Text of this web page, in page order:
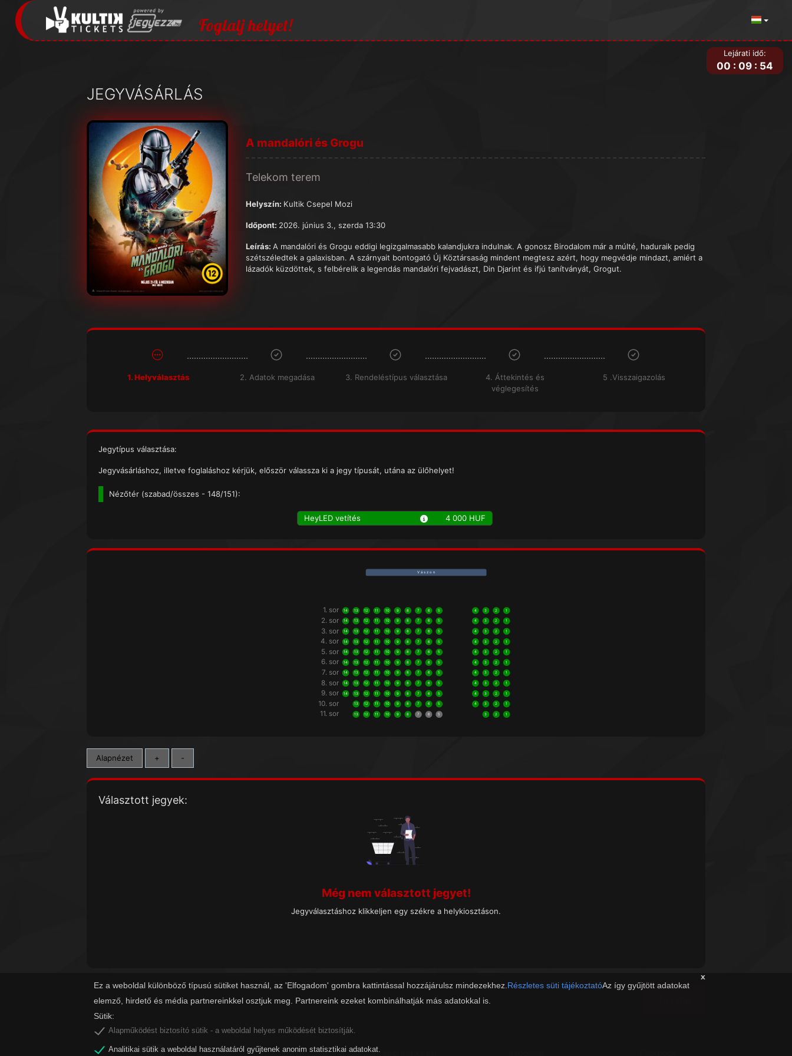
x
Ez a weboldal különböző típusú sütiket használ, az 'Elfogadom' gombra kattintással hozzájárulsz mindezekhez. Részletes süti tájékoztatóAz így gyűjtött adatokat
elemző, hirdető és média partnereinkkel osztjuk meg. Partnereink ezeket kombinálhatják más adatokkal is.
Sütik:
Alapműködést biztosító sütik - a weboldal helyes működését biztosítják.
Analitikai sütik a weboldal használatáról gyűjtenek anonim statisztikai adatokat.
Foglalj helyet!
JEGYVÁSÁRLÁS
Lejárati idő:
00 : 09 : 54
A mandalóri és Grogu
Telekom terem
Helyszín: Kultik Csepel Mozi
Időpont: 2026. június 3., szerda 13:30
Leírás: A mandalóri és Grogu eddigi legizgalmasabb kalandjukra indulnak. A gonosz Birodalom már a múlté, haduraik pedig
szétszéledtek a galaxisban. A szárnyait bontogató Új Köztársaság mindent megtesz azért, hogy megvédje mindazt, amiért a
lázadók küzdöttek, s felbérelik a legendás mandalóri fejvadászt, Din Djarint és ifjú tanítványát, Grogut.
1. Helyválasztás 2. Adatok megadása 3. Rendeléstípus választása
4. Áttekintés és
véglegesítés
5 .Visszaigazolás
Jegytípus választása:
Jegyvásárláshoz, illetve foglaláshoz kérjük, először válassza ki a jegy típusát, utána az ülőhelyet!
Nézőtér (szabad/összes - 148/151):
HeyLED vetítés 4 000 HUF
V á s z o n
1. sor 14 13 12 11 10 9 8 7 6 5 4 3 2 1
2. sor 14 13 12 11 10 9 8 7 6 5 4 3 2 1
3. sor 14 13 12 11 10 9 8 7 6 5 4 3 2 1
4. sor 14 13 12 11 10 9 8 7 6 5 4 3 2 1
5. sor 14 13 12 11 10 9 8 7 6 5 4 3 2 1
6. sor 14 13 12 11 10 9 8 7 6 5 4 3 2 1
7. sor 14 13 12 11 10 9 8 7 6 5 4 3 2 1
8. sor 14 13 12 11 10 9 8 7 6 5 4 3 2 1
9. sor 14 13 12 11 10 9 8 7 6 5 4 3 2 1
10. sor 13 12 11 10 9 8 7 6 5 4 3 2 1
11. sor 13 12 11 10 9 8 7 6 5 3 2 1
Alapnézet + -
Választott jegyek:
Még nem választott jegyet!
Jegyválasztáshoz klikkeljen egy székre a helykiosztáson.
Copyright 2019 - © Zalaszám Informatika Kft.